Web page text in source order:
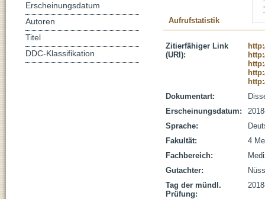
Aufrufstatistik
Zitierfähiger Link
(URI):
Dokumentart:
Erscheinungsdatum:
Sprache:
Fakultät:
4
Fachbereich:
Gutachter:
Tag der mündl.
Prüfung:
Erscheinungsdatum
Autoren
Titel
DDC-Klassifikation